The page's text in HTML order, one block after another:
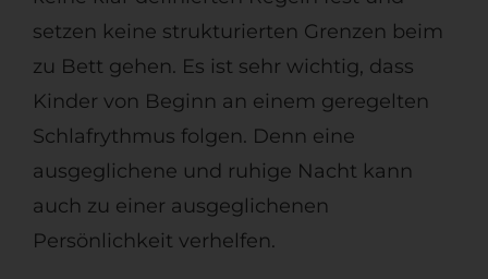
setzen keine strukturierten Grenzen beim
zu Bett gehen. Es ist sehr wichtig, dass
Kinder von Beginn an einem geregelten
Schlafrythmus folgen. Denn eine
ausgeglichene und ruhige Nacht kann
auch zu einer ausgeglichenen
Persönlichkeit verhelfen.